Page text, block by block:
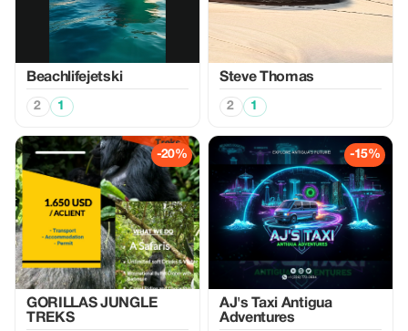
Beachlifejetski
2 1
Steve Thomas
2 1
-20%
GORILLAS JUNGLE
TREKS
-15%
AJ's Taxi Antigua
Adventures